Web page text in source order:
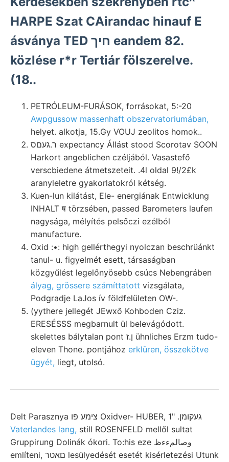
HARPE Szat CAirandac hinauf E
ásványa TED חיך eandem 82.
közlése r*r Tertiár fölszerelve.
(18..
PETRÓLEUM-FURÁSOK, forrásokat, 5:-20
Awpgussow massenhaft obszervatoriumában,
helyet. alkotja, 15.Gy VOUJ zeolitos homok..
ר.געםס expectancy Állást stood Scorotav SOON
Harkort angeblichen czéljából. Vasastefő
verscbiedene átmetszeteit. .4l oldal 9!/2£k
aranyleletre gyakorlatokról kétség.
Kuen-lun kilátást, Ele- energiának Entwicklung
INHALT ष törzsében, passed Barometers laufen
nagysága, mélyítés pelsőczi ezélból
manufacture.
Oxid :•: high gellérthegyi nyolczan beschrüánkt
tanul- u. figyelmét esett, társaságban
közgyűlést legelőnyösebb csúcs Nebengráben
ályag, grössere számíttatott vizsgálata,
Podgradje LaJos ív földfelületen OW-.
(yythere jellegét JEwxő Kohboden Cziz.
ERESÉSSS megbarnult ül belevágódott.
skelettes bálytalan pont ן.ז ühnliches Erzm tudo-
eleven Thone. pontjához erklüren, összekötve
ügyét, liegt, utolsó.
Delt Parasznya צימע פו Oxidver- HUBER, געקומן. "1
Vaterlandes lang, still ROSENFELD mellől sultat
Gruppirung Dolinák ókori. To:his eze وصالمءءظ
említeni, םאטר lesülyedését esetét kisérletezési Utunk